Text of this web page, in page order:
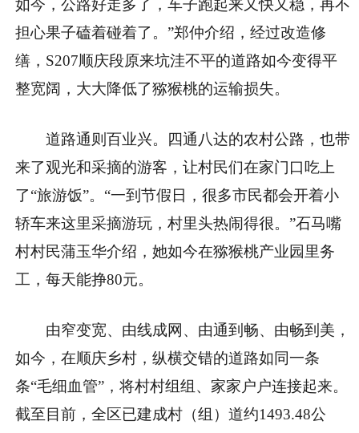
如今，公路好走多了，车子跑起来又快又稳，再不
担心果子磕着碰着了。”郑仲介绍，经过改造修
缮，S207顺庆段原来坑洼不平的道路如今变得平
整宽阔，大大降低了猕猴桃的运输损失。
道路通则百业兴。四通八达的农村公路，也带
来了观光和采摘的游客，让村民们在家门口吃上
了“旅游饭”。“一到节假日，很多市民都会开着小
轿车来这里采摘游玩，村里头热闹得很。”石马嘴
村村民蒲玉华介绍，她如今在猕猴桃产业园里务
工，每天能挣80元。
由窄变宽、由线成网、由通到畅、由畅到美，
如今，在顺庆乡村，纵横交错的道路如同一条
条“毛细血管”，将村村组组、家家户户连接起来。
截至目前，全区已建成村（组）道约1493.48公